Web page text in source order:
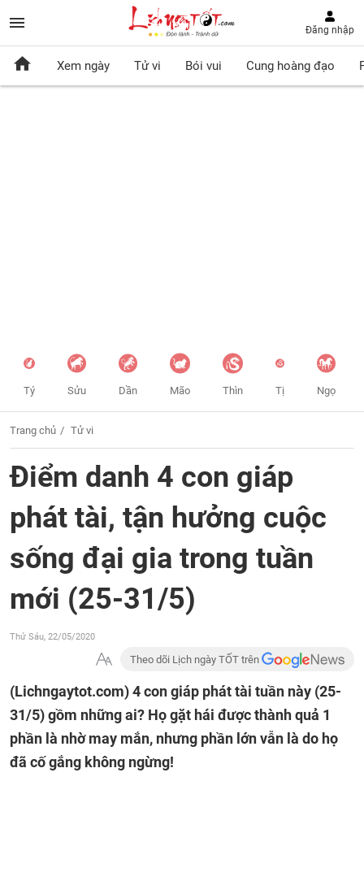
Đăng nhập
Xem ngày Tử vi Bói vui Cung hoàng đạo
Tý Sửu Dần Mão Thìn Tị Ngọ
Trang chủ Tử vi
Điểm danh 4 con giáp
phát tài, tận hưởng cuộc
sống đại gia trong tuần
mới (25-31/5)
Thứ Sáu, 22/05/2020
Theo dõi Lịch ngày TỐT trên
(Lichngaytot.com)4 con giáp phát tài tuần này (25-
31/5) gồm những ai? Họ gặt hái được thành quả 1
phần là nhờ may mắn, nhưng phần lớn vẫn là do họ
đã cố gắng không ngừng!